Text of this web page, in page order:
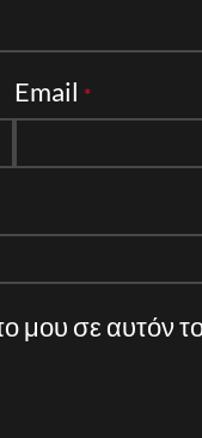
Email *
μου σε αυτόν